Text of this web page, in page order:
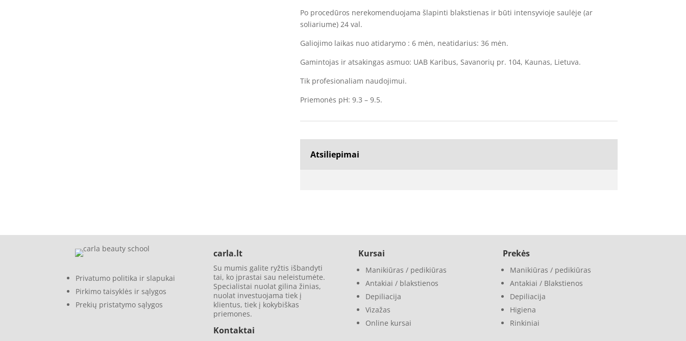
Po procedūros nerekomenduojama šlapinti blakstienas ir būti intensyvioje saulėje (ar
soliariume) 24 val.
Galiojimo laikas nuo atidarymo : 6 mėn, neatidarius: 36 mėn.
Gamintojas ir atsakingas asmuo: UAB Karibus, Savanorių pr. 104, Kaunas, Lietuva.
Tik profesionaliam naudojimui.
Priemonės pH: 9.3 – 9.5.
Atsiliepimai
Privatumo politika ir slapukai
Pirkimo taisyklės ir sąlygos
Prekių pristatymo sąlygos
carla.lt
Su mumis galite ryžtis išbandyti
tai, ko įprastai sau neleistumėte.
Specialistai nuolat gilina žinias,
nuolat investuojama tiek į
klientus, tiek į kokybiškas
priemones.
Kontaktai
Kursai
Manikiūras / pedikiūras
Antakiai / blakstienos
Depiliacija
Vizažas
Online kursai
Prekės
Manikiūras / pedikiūras
Antakiai / Blakstienos
Depiliacija
Higiena
Rinkiniai